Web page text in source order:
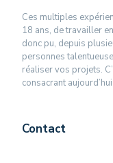
Ces multiples
18 ans, de travailler
donc pu, depuis
personnes
réaliser vos projets.
consacrant
Contact